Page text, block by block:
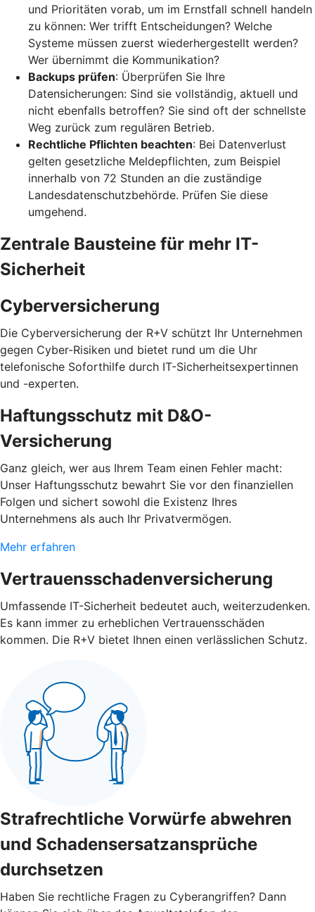
und Prioritäten vorab, um im Ernstfall schnell handeln
zu können: Wer trifft Entscheidungen? Welche
Systeme müssen zuerst wiederhergestellt werden?
Wer übernimmt die Kommunikation?
Backups prüfen: Überprüfen Sie Ihre
Datensicherungen: Sind sie vollständig, aktuell und
nicht ebenfalls betroffen? Sie sind oft der schnellste
Weg zurück zum regulären Betrieb.
Rechtliche Pflichten beachten: Bei Datenverlust
gelten gesetzliche Meldepflichten, zum Beispiel
innerhalb von 72 Stunden an die zuständige
Landesdatenschutzbehörde. Prüfen Sie diese
umgehend.
Zentrale Bausteine für mehr IT-
Sicherheit
Cyberversicherung
Die Cyberversicherung der R+V schützt Ihr Unternehmen
gegen Cyber-Risiken und bietet rund um die Uhr
telefonische Soforthilfe durch IT-Sicherheitsexpertinnen
und -experten.
Haftungsschutz mit D&O-
Versicherung
Ganz gleich, wer aus Ihrem Team einen Fehler macht:
Unser Haftungsschutz bewahrt Sie vor den finanziellen
Folgen und sichert sowohl die Existenz Ihres
Unternehmens als auch Ihr Privatvermögen.
Mehr erfahren
Vertrauensschadenversicherung
Umfassende IT-Sicherheit bedeutet auch, weiterzudenken.
Es kann immer zu erheblichen Vertrauensschäden
kommen. Die R+V bietet Ihnen einen verlässlichen Schutz.
Strafrechtliche Vorwürfe abwehren
und Schadensersatzansprüche
durchsetzen
Haben Sie rechtliche Fragen zu Cyberangriffen? Dann